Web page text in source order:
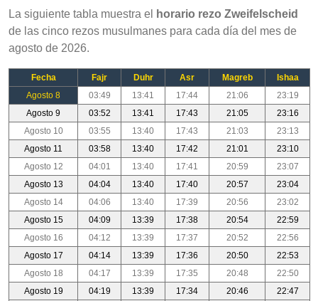
La siguiente tabla muestra el
horario rezo Zweifelscheid
de las cinco rezos musulmanes para cada día del mes de
agosto de 2026.
Fecha Fajr Duhr Asr Magreb
Ishaa
Agosto 8
03:49 13:41 17:44 21:06
23:19
Agosto 9
03:52 13:41 17:43 21:05
23:16
Agosto 10
03:55 13:40 17:43 21:03
23:13
Agosto 11
03:58 13:40 17:42 21:01
23:10
Agosto 12
04:01 13:40 17:41 20:59
23:07
Agosto 13
04:04 13:40 17:40 20:57
23:04
Agosto 14
04:06 13:40 17:39 20:56
23:02
Agosto 15
04:09 13:39 17:38 20:54
22:59
Agosto 16
04:12 13:39 17:37 20:52
22:56
Agosto 17
04:14 13:39 17:36 20:50
22:53
Agosto 18
04:17 13:39 17:35 20:48
22:50
Agosto 19
04:19 13:39 17:34 20:46
22:47